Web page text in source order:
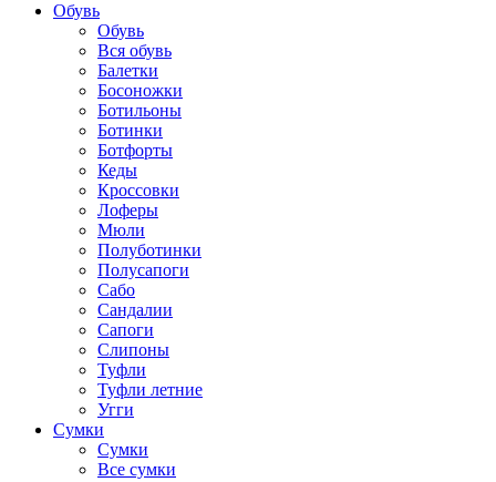
Обувь
Обувь
Вся обувь
Балетки
Босоножки
Ботильоны
Ботинки
Ботфорты
Кеды
Кроссовки
Лоферы
Мюли
Полуботинки
Полусапоги
Сабо
Сандалии
Сапоги
Слипоны
Туфли
Туфли летние
Угги
Сумки
Сумки
Все сумки